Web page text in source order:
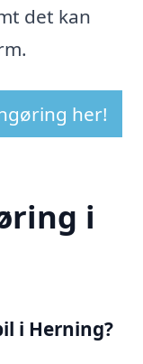
det kan
her!
i
i Herning?